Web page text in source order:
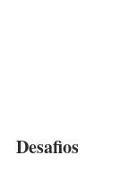
Desafios